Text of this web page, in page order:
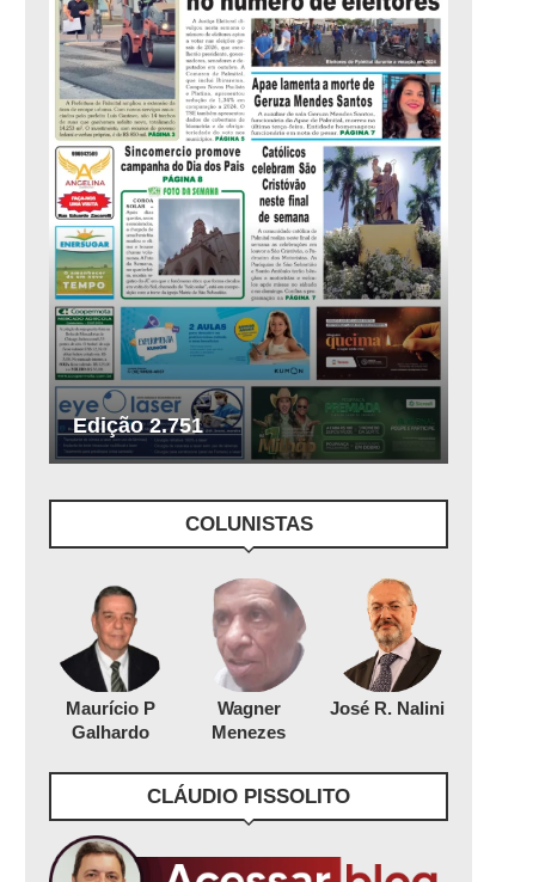
Edição 2.751
COLUNISTAS
Maurício P
Galhardo
Wagner
Menezes
José R. Nalini
CLÁUDIO PISSOLITO